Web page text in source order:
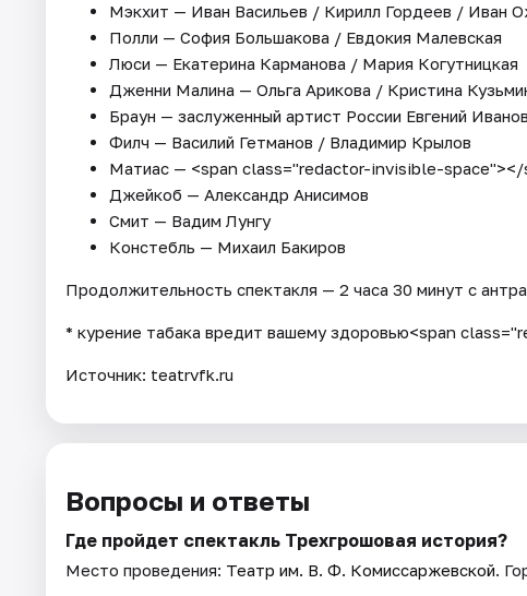
Мэкхит — Иван Васильев / Кирилл Гордеев / Иван
Полли — София Большакова / Евдокия Малевская
Люси — Екатерина Карманова / Мария Когутницкая
Дженни Малина — Ольга Арикова / Кристина
Браун — заслуженный артист России Евгений
Филч — Василий Гетманов / Владимир Крылов
Матиас — <span class="redactor-invisible-space"></
Джейкоб — Александр Анисимов
Смит — Вадим Лунгу
Констебль — Михаил Бакиров
Продолжительность спектакля — 2 часа 30 минут с
* курение табака вредит вашему здоровью<span
Источник: teatrvfk.ru
Вопросы и ответы
Где пройдет спектакль Трехгрошовая история?
Место проведения: Театр им. В. Ф. Комиссаржевской.